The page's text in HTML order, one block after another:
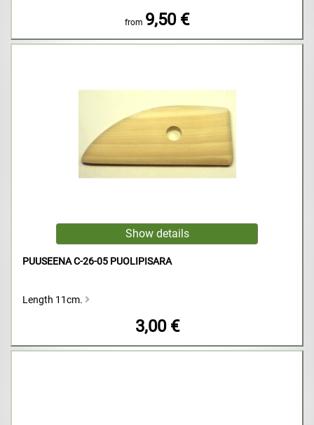
from 9,50 €
PUUSEENA C-26-05 PUOLIPISARA
Length 11cm.
3,00 €